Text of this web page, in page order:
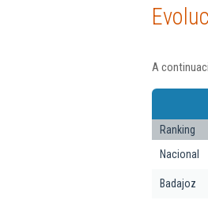
A
Ranking
Nacional
Badajoz